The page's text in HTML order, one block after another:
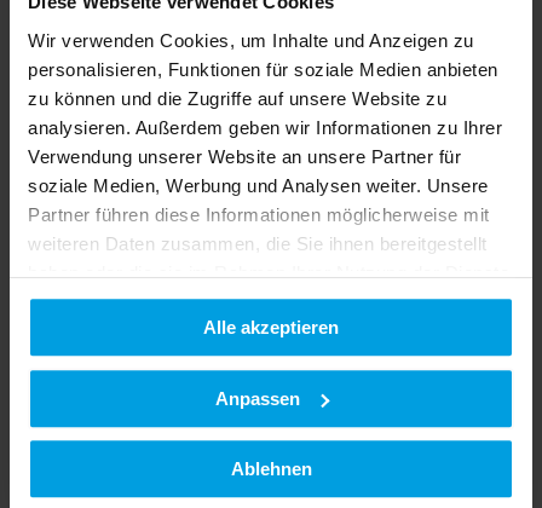
Wir verwenden Cookies, um Inhalte und Anzeigen zu
personalisieren, Funktionen für soziale Medien anbieten
zu können und die Zugriffe auf unsere Website zu
analysieren. Außerdem geben wir Informationen zu Ihrer
Verwendung unserer Website an unsere Partner für
soziale Medien, Werbung und Analysen weiter. Unsere
Partner führen diese Informationen möglicherweise mit
weiteren Daten zusammen, die Sie ihnen bereitgestellt
haben oder die sie im Rahmen Ihrer Nutzung der Dienste
gesammelt haben.
Datenschutzerklärung|Impressum
Alle akzeptieren
Anpassen
Ablehnen
Acheter & économiser
Matériels d’occasion
Pièces de rechange
Service client
Matériels d’occasion
AgroTraining
Service commercial
Concessionnaires